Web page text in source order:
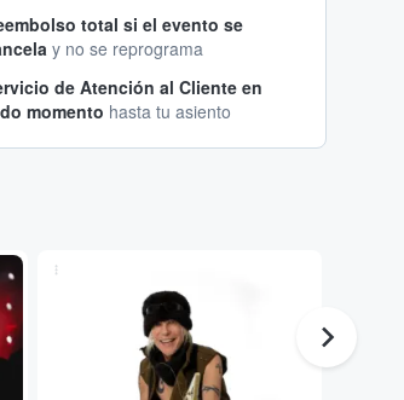
total si el evento se
y no se reprograma
de Atención al Cliente en
momento hasta tu asiento
...